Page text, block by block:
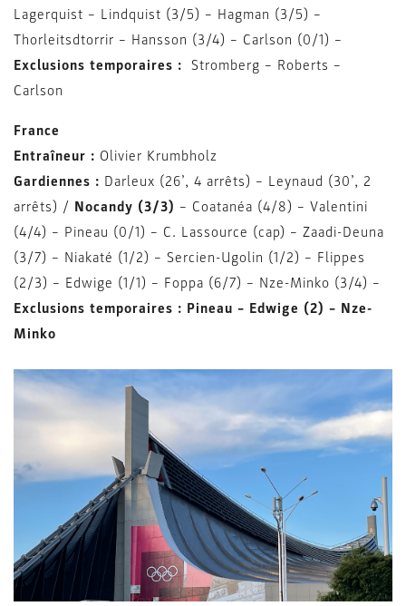
Lagerquist – Lindquist (3/5) – Hagman (3/5) –
Thorleitsdtorrir – Hansson (3/4) – Carlson (0/1) –
Exclusions temporaires : Stromberg – Roberts –
Carlson
France
Entraîneur : Olivier Krumbholz
Gardiennes : Darleux (26’, 4 arrêts) – Leynaud (30’, 2
arrêts) / Nocandy (3/3) – Coatanéa (4/8) – Valentini
(4/4) – Pineau (0/1) – C. Lassource (cap) – Zaadi-Deuna
(3/7) – Niakaté (1/2) – Sercien-Ugolin (1/2) – Flippes
(2/3) – Edwige (1/1) – Foppa (6/7) – Nze-Minko (3/4) –
Exclusions temporaires : Pineau – Edwige (2) – Nze-
Minko